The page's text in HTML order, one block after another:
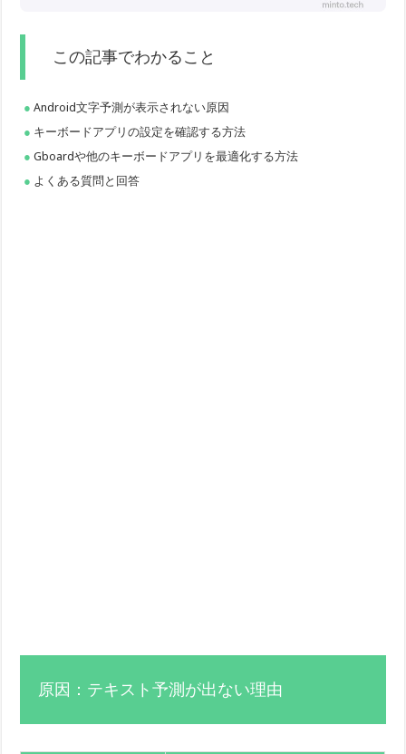
この記事でわかること
Android文字予測が表示されない原因
キーボードアプリの設定を確認する方法
Gboardや他のキーボードアプリを最適化する方法
よくある質問と回答
原因：テキスト予測が出ない理由